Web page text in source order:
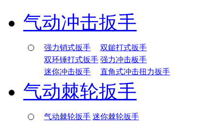
气动冲击扳手
强力销式扳手
双鎚打式扳手
双环锤打式扳手 强力冲击板手
迷你冲击扳手
直角式冲击扭力扳手
气动棘轮扳手
气动棘轮扳手 迷你棘轮扳手